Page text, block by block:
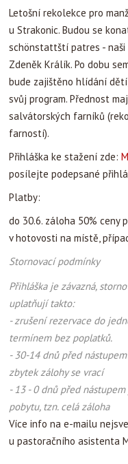
Letošní rekolekce pro
u Strakonic. Budou se
schönstattští patres -
Zdeněk Králík. Po dobu
bude zajištěno hlídání
svůj program. Přednost
salvátorských farníků
farností).
Přihláška ke stažení zde:
posílejte podepsané
Platby:
do 30.6. záloha 50% ceny
v hotovosti na místě,
Stornovací podmínky
Přihláška je závazná,
uplatňují takto:
- zrušení rezervace do
termínem bez poplatků.
- 30-14 dnů před
zbytek zálohy se vrací
- 13 - 0 dnů před
pobytu, tzn. celá záloha
Více info na e-mailu
u pastoračního asistenta